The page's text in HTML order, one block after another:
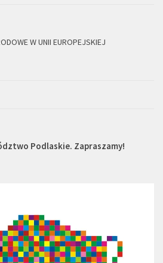
W UNII EUROPEJSKIEJ
Podlaskie. Zapraszamy!